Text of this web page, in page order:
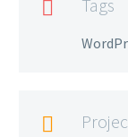
 Tags
